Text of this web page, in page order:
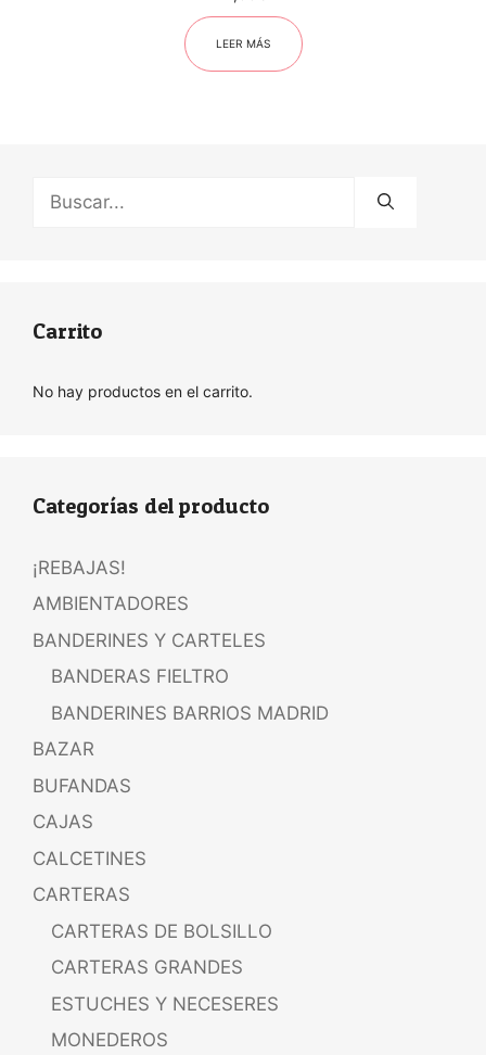
LEER MÁS
Carrito
No hay productos en el carrito.
Categorías del producto
¡REBAJAS!
AMBIENTADORES
BANDERINES Y CARTELES
BANDERAS FIELTRO
BANDERINES BARRIOS MADRID
BAZAR
BUFANDAS
CAJAS
CALCETINES
CARTERAS
CARTERAS DE BOLSILLO
CARTERAS GRANDES
ESTUCHES Y NECESERES
MONEDEROS